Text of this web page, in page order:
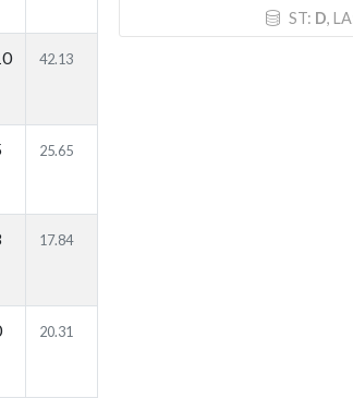
ST: D,
42.13
25.65
17.84
20.31